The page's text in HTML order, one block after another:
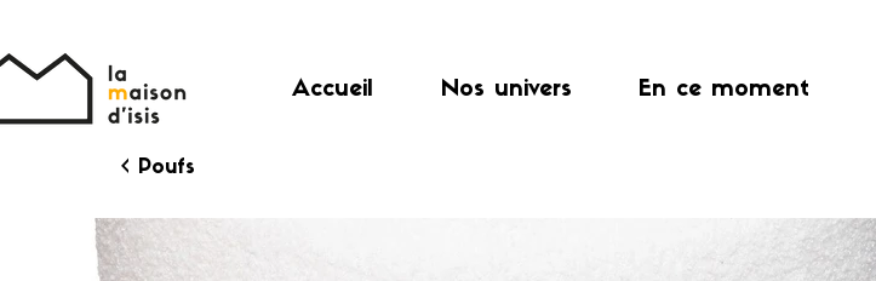
Accueil Nos univers En ce moment
< Poufs